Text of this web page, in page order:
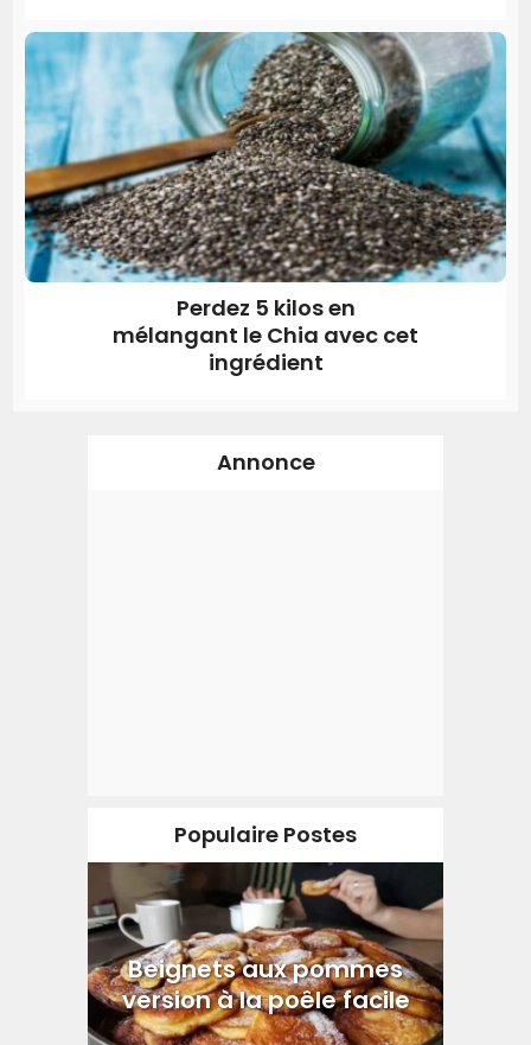
Perdez 5 kilos en
mélangant le Chia avec cet
ingrédient
Annonce
Populaire Postes
Beignets aux pommes
version à la poêle facile